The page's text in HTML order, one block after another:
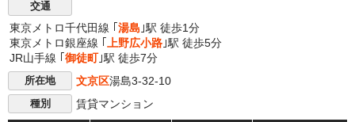
交通
東京メトロ千代田線 ｢ 湯島 ｣駅 徒歩1分
東京メトロ銀座線 ｢
上野広小路 ｣駅 徒歩5分
JR山手線 ｢ 御徒町｣駅 徒歩7分
所在地 文京区湯島3-32-10
種別 賃貸マンション